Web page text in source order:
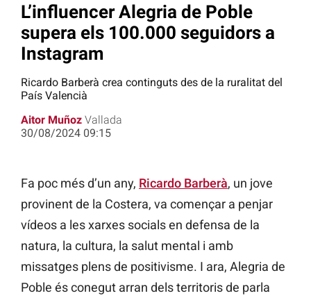
L’influencer Alegria de Poble
supera els 100.000 seguidors a
Instagram
Ricardo Barberà crea continguts des de la ruralitat del
País Valencià
Aitor Muñoz Vallada
30/08/2024 09:15
Fa poc més d’un any, Ricardo Barberà, un jove
provinent de la Costera, va començar a penjar
vídeos a les xarxes socials en defensa de la
natura, la cultura, la salut mental i amb
missatges plens de positivisme. I ara, Alegria de
Poble és conegut arran dels territoris de parla